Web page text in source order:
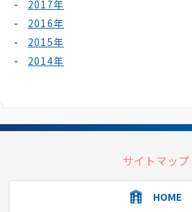
2017年
2016年
2015年
2014年
サイトマップ
HOME